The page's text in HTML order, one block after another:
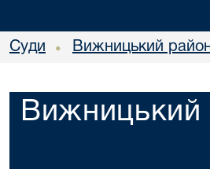
Суди • Вижницький
Вижницький